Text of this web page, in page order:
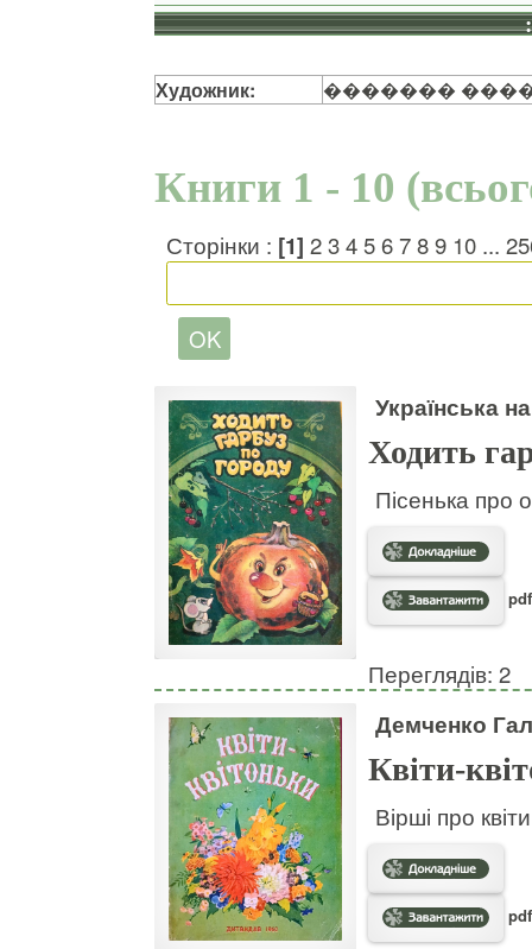
Художник: �������
Книги 1 - 10
Сторінки : [1] 23456789 10 ...
Українська
Ходить
Пісенька про
Переглядів: 2
Демченко
Квіти-
Вірші про